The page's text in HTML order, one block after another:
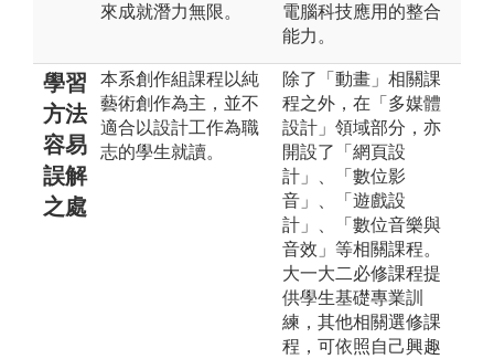
來成就潛力無限。
電腦科技應用的整合
能力。
學習
方法
容易
誤解
之處
本系創作組課程以純
藝術創作為主，並不
適合以設計工作為職
志的學生就讀。
除了「動畫」相關課
程之外，在「多媒體
設計」領域部分，亦
開設了「網頁設
計」、「數位影
音」、「遊戲設
計」、「數位音樂與
音效」等相關課程。
大一大二必修課程提
供學生基礎專業訓
練，其他相關選修課
程，可依照自己興趣